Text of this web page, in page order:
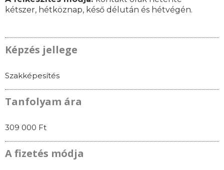
kétszer, hétköznap, késő délután és hétvégén.
Képzés jellege
Szakképesítés
Tanfolyam ára
309 000 Ft
A fizetés módja